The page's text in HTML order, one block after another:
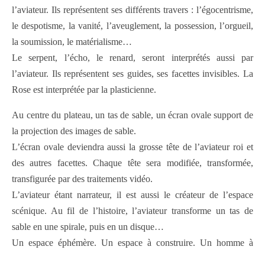
l’aviateur. Ils représentent ses différents travers : l’égocentrisme,
le despotisme, la vanité, l’aveuglement, la possession, l’orgueil,
la soumission, le matérialisme…
Le serpent, l’écho, le renard, seront interprétés aussi par
l’aviateur. Ils représentent ses guides, ses facettes invisibles. La
Rose est interprétée par la plasticienne.
Au centre du plateau, un tas de sable, un écran ovale support de
la projection des images de sable.
L’écran ovale deviendra aussi la grosse tête de l’aviateur roi et
des autres facettes. Chaque tête sera modifiée, transformée,
transfigurée par des traitements vidéo.
L’aviateur étant narrateur, il est aussi le créateur de l’espace
scénique. Au fil de l’histoire, l’aviateur transforme un tas de
sable en une spirale, puis en un disque…
Un espace éphémère. Un espace à construire. Un homme à